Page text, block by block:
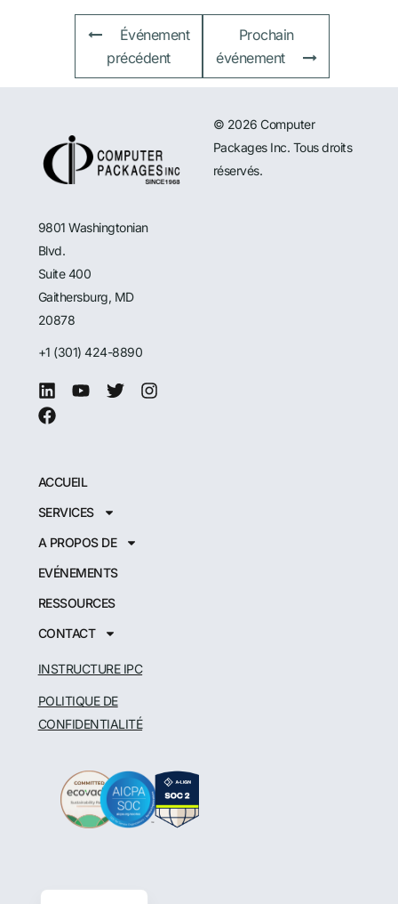
Événement
précédent
Prochain
événement
9801 Washingtonian
Blvd.
Suite 400
Gaithersburg, MD
20878
+1 (301) 424-8890
ACCUEIL
SERVICES
A PROPOS DE
EVÉNEMENTS
RESSOURCES
CONTACT
INSTRUCTURE IPC
POLITIQUE DE
CONFIDENTIALITÉ
© 2026 Computer
Packages Inc. Tous droits
réservés.
German
Japanese